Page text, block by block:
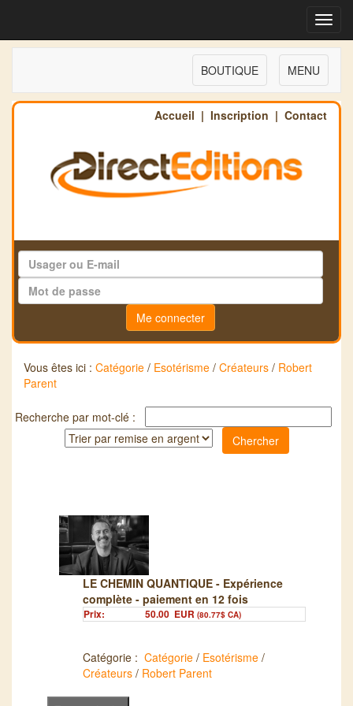
MENU
BOUTIQUE
Accueil | Inscription | Contact
Me connecter
Vous êtes ici : Catégorie / Esotérisme / Créateurs / Robert
Parent
Recherche par mot-clé :
LE CHEMIN QUANTIQUE - Expérience
complète - paiement en 12 fois
Prix: 50.00 EUR (80.77$ CA)
Catégorie : Catégorie / Esotérisme /
Créateurs / Robert Parent